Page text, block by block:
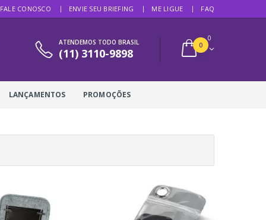
FALE CONOSCO ENVIE SEU BRIEFING ME LIGUE FAQ
ATENDEMOS TODO BRASIL
(11) 3110-9898
0
0
LANÇAMENTOS PROMOÇÕES